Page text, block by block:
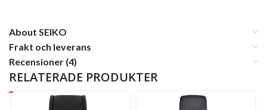
About SEIKO
Frakt och leverans
Recensioner (4)
RELATERADE PRODUKTER